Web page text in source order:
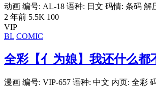
动画 编号: AL-18 语种: 日文 码情: 条码 解
2 年前 5.5K 100
VIP
BL COMIC
全彩【亻为娘】我还什么都
漫画 编号: VIP-657 语种: 中文 内页: 全彩